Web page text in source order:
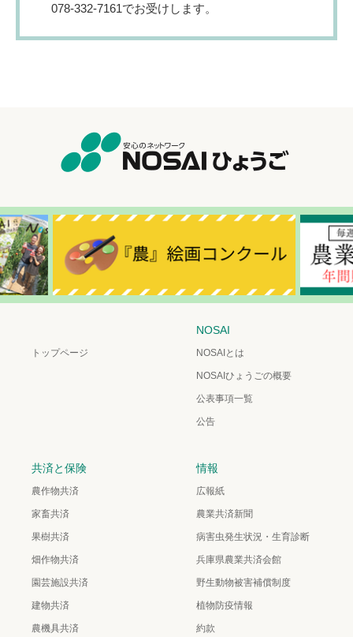
078-332-7161でお受けします。
トップページ
NOSAI
NOSAIとは
NOSAIひょうごの概要
公表事項一覧
公告
共済と保険
農作物共済
家畜共済
果樹共済
畑作物共済
園芸施設共済
建物共済
農機具共済
情報
広報紙
農業共済新聞
病害虫発生状況・生育診断
兵庫県農業共済会館
野生動物被害補償制度
植物防疫情報
約款